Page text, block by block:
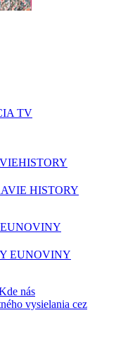
TV
HISTORY
HISTORY
EUNOVINY
EUNOVINY
nás
vysielania cez